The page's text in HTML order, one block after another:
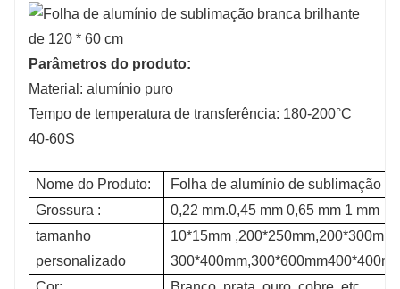
Parâmetros do produto:
Material: alumínio puro
Tempo de temperatura de transferência: 180-200°C
40-60S
Nome do Produto:
Folha de alumínio de sublimação
Grossura :
0,22 mm.0,45 mm 0,65 mm 1 mm
tamanho
personalizado
10*15mm